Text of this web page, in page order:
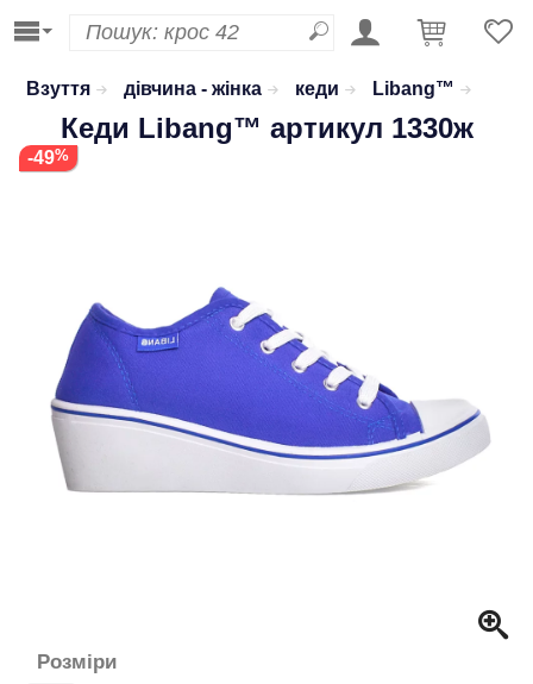
Взуття дівчина - жінка кеди Libang™
Кеди Libang™ артикул 1330ж
-49
Розміри